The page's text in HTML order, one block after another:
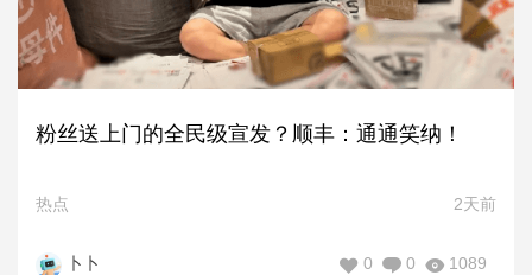
粉丝送上门的全民级宣发？顺丰：通通笑纳！
热点 2天前
卜卜 1089
0
0